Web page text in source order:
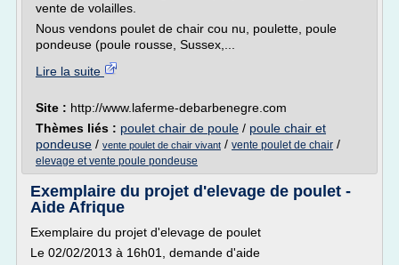
vente de volailles.
Nous vendons poulet de chair cou nu, poulette, poule
pondeuse (poule rousse, Sussex,...
Lire la suite
Site : http://www.laferme-debarbenegre.com
Thèmes liés : poulet chair de poule / poule chair et
pondeuse / vente poulet de chair vivant / vente poulet de chair /
elevage et vente poule pondeuse
Exemplaire du projet d'elevage de poulet -
Aide Afrique
Exemplaire du projet d'elevage de poulet
Le 02/02/2013 à 16h01, demande d'aide